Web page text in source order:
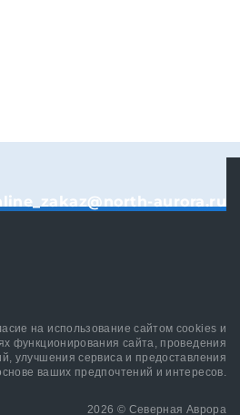
aurora.ru
на использование сайтом cookies и
функционирования сайта, проведения
улучшения сервиса и предоставления
ваших предпочтений и интересов.
2026 © Северная Аврора